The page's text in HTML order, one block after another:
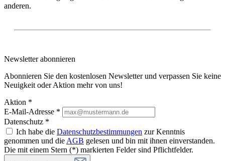
anderen.
Newsletter abonnieren
Abonnieren Sie den kostenlosen Newsletter und verpassen Sie keine
Neuigkeit oder Aktion mehr von uns!
Aktion *
E-Mail-Adresse *
Datenschutz *
Ich habe die Datenschutzbestimmungen zur Kenntnis
genommen und die AGB gelesen und bin mit ihnen einverstanden.
Die mit einem Stern (*) markierten Felder sind Pflichtfelder.